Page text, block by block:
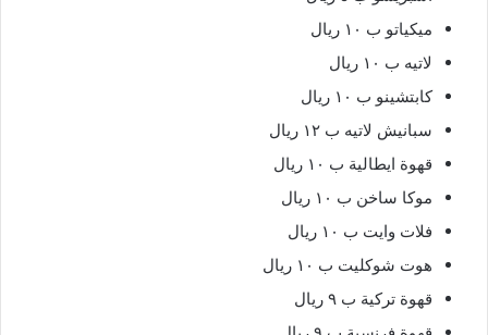
ميكياتو ب ١٠ ريال
لاتيه ب ١٠ ريال
كابتشينو ب ١٠ ريال
سبانيش لاتيه ب ١٢ ريال
قهوة ايطالية ب ١٠ ريال
موكا ساخن ب ١٠ ريال
فلات وايت ب ١٠ ريال
هوت شوكليت ب ١٠ ريال
قهوة تركية ب ٩ ريال